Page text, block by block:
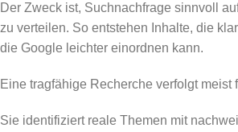
Der Zweck ist, Suchnachfrage sinnvoll
zu verteilen. So entstehen Inhalte, die
die Google leichter einordnen kann.
Eine tragfähige Recherche verfolgt meist
Sie identifiziert reale Themen mit